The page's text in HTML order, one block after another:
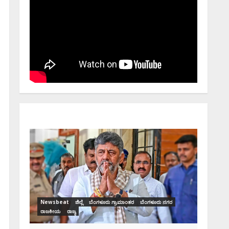
Newsbeat ಜಿಲ್ಲೆ ರಾಜಕೀಯ ರಾಜ್ಯ
ಡಿಕೆಶಿ ಜತೆ 14 ಮಂದಿ
ಪ್ರಮಾಣವಚನ ಸಾಧ್ಯತೆ.. ಇಲ್ಲಿದೆ
ಸಂಭಾವ್ಯ ಸಚಿವರ ಫೈನಲ್ ಲಿಸ್ಟ್‌!
Ashwaveega June 3, 2026 0